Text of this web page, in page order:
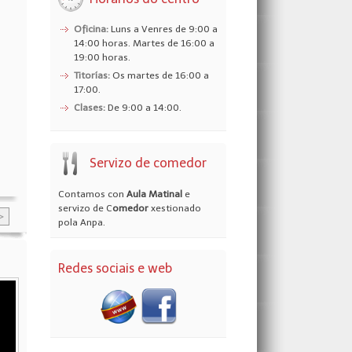
Patios din?micos
Abrir a galería
Oficina: Luns a Venres de 9:00 a
14:00 horas. Martes de 16:00 a
19:00 horas.
Titorías: Os martes de 16:00 a
17:00.
Clases: De 9:00 a 14:00.
Servizo de comedor
Contamos con Aula Matinal e
servizo de Comedor xestionado
pola Anpa.
Redes sociais e web